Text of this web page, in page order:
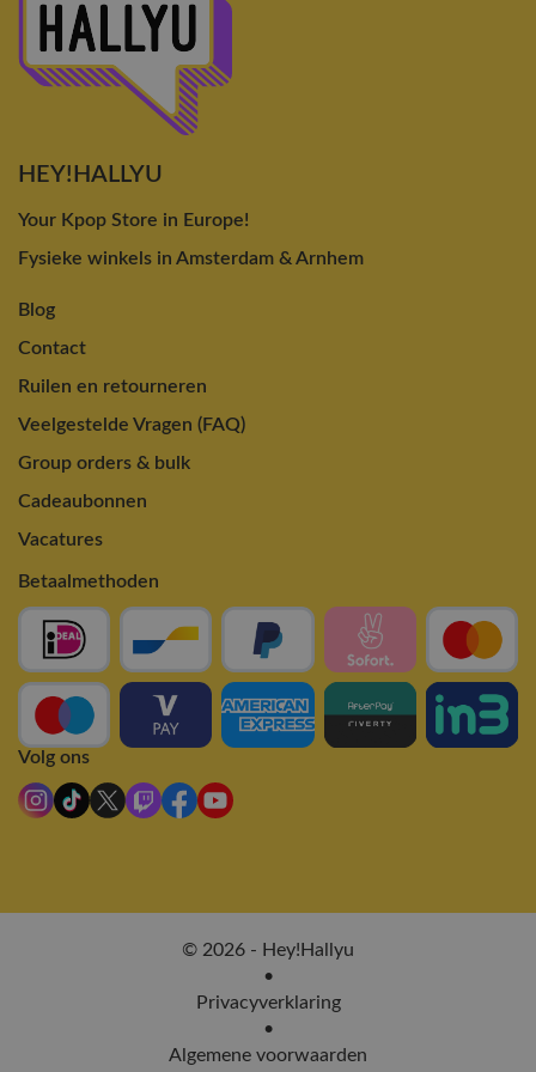
HEY!HALLYU
Your Kpop Store in Europe!
Fysieke winkels in Amsterdam & Arnhem
Blog
Contact
Ruilen en retourneren
Veelgestelde Vragen (FAQ)
Group orders & bulk
Cadeaubonnen
Vacatures
Betaalmethoden
Volg ons
© 2026 - Hey!Hallyu
•
Privacyverklaring
•
Algemene voorwaarden